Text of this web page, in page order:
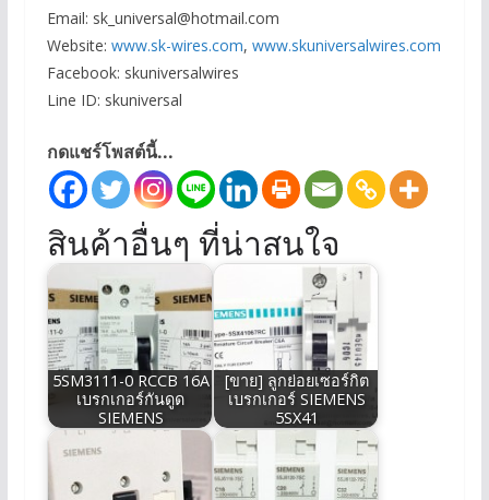
Email: sk_universal@hotmail.com
Website: www.sk-wires.com, www.skuniversalwires.com
Facebook: skuniversalwires
Line ID: skuniversal
กดแชร์โพสต์นี้...
สินค้าอื่นๆ ที่น่าสนใจ
5SM3111-0 RCCB 16A
เบรกเกอร์กันดูด
SIEMENS
[ขาย] ลูกย่อยเซอร์กิต
เบรกเกอร์ SIEMENS
5SX41